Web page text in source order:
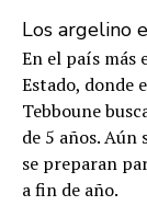
Los argelino
En el país más
Estado, donde
Tebboune
de 5 años.
se preparan
a fin de año.